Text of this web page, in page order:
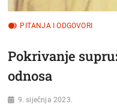
PITANJA I ODGOVORI
Pokrivanje
odnosa
9. siječnja 2023.